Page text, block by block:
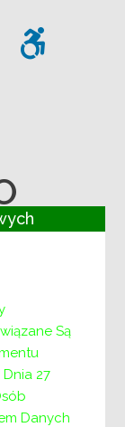
Są
27
Danych
Sidebar